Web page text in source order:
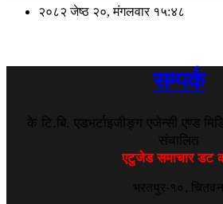
२०८२ जेष्ठ २०, मंगलवार १५:४८
सम्पर्क
के टि.बि. एडभर्टाइजीङ्ग एजेन्सी एण्ड
संचालित
एटुजेड समाचार डट
भरतपुर-१०, चितवन